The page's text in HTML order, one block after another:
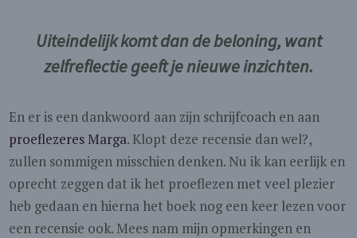
Uiteindelijk komt dan de beloning, want
zelfreflectie geeft je nieuwe inzichten.
En er is een dankwoord aan zijn schrijfcoach en aan
proeflezeres Marga. Klopt deze recensie dan wel?,
zullen sommigen misschien denken. Nu ik kan eerlijk en
oprecht zeggen dat ik het proeflezen met veel plezier
heb gedaan en hierna het boek nog een keer lezen voor
een recensie ook. Mees nam mijn opmerkingen en